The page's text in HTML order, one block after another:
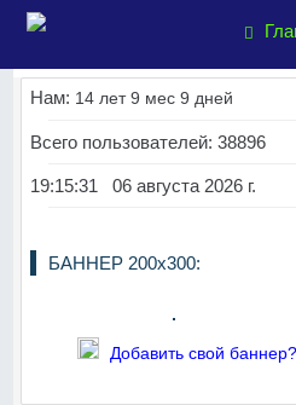
Нам: 14 лет 9 мес 9 дней
Всего пользователей: 38896
19:15:31 06 августа 2026 г.
БАННЕР 200х300:
Добавить свой баннер?